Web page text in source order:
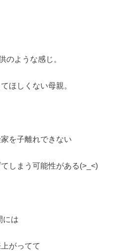
のような感じ。
ほしくない母親。
を子離れできない
しまう可能性がある(>_<)
には
がってて